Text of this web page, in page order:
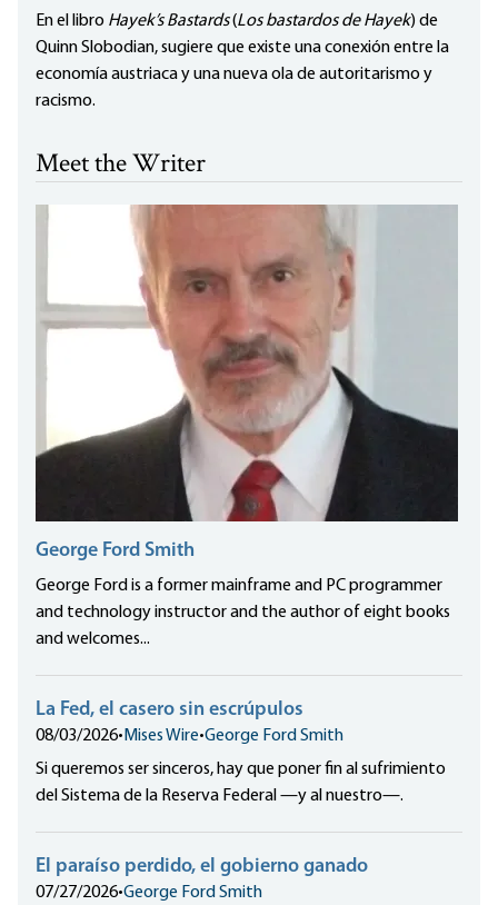
En el libro Hayek’s Bastards(Los bastardos de Hayek) de
Quinn Slobodian, sugiere que existe una conexión entre la
economía austriaca y una nueva ola de autoritarismo y
racismo.
Meet the Writer
George Ford Smith
George Ford is a former mainframe and PC programmer
and technology instructor and the author of eight books
and welcomes...
La Fed, el casero sin escrúpulos
08/03/2026• Mises Wire•George Ford Smith
Si queremos ser sinceros, hay que poner fin al sufrimiento
del Sistema de la Reserva Federal —y al nuestro—.
El paraíso perdido, el gobierno ganado
07/27/2026•George Ford Smith